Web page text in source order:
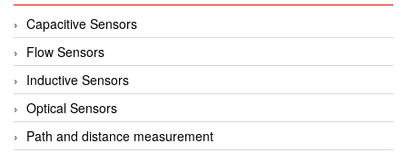
Capacitive Sensors
Flow Sensors
Inductive Sensors
Optical Sensors
Path and distance measurement